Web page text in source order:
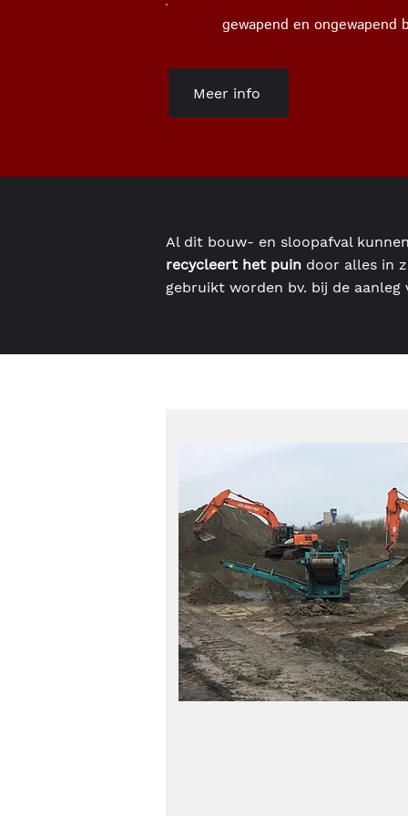
gewapend en ongewapend
Meer info
Al dit bouw- en sloopafval
recycleert het puin door alles in
gebruikt worden bv. bij de aanleg